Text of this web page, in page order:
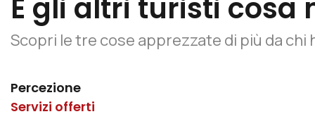
E gli altri turisti cosa
Scopri le tre cose apprezzate di più da chi
Percezione
Servizi offerti